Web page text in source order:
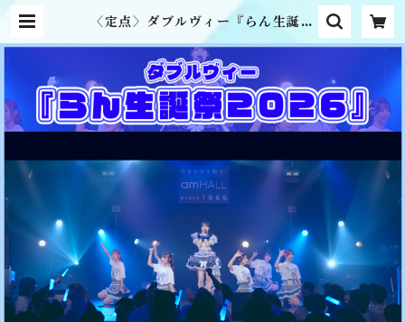
〈定点〉ダブルヴィー『らん生誕祭
2026』ライブ映像ダウンロード版 |
MME official online shop